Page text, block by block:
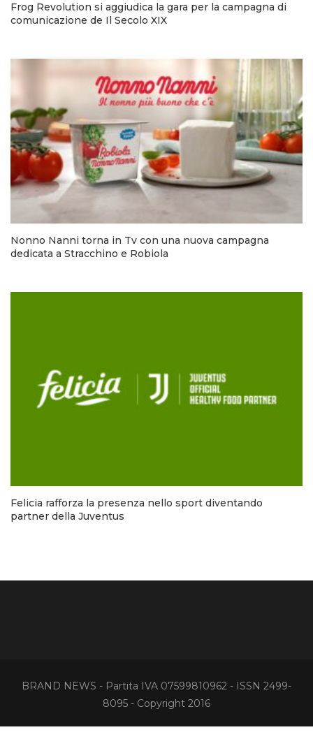
Frog Revolution si aggiudica la gara per la campagna di
comunicazione de Il Secolo XIX
Nonno Nanni torna in Tv con una nuova campagna
dedicata a Stracchino e Robiola
Felicia rafforza la presenza nello sport diventando
partner della Juventus
BRAND NEWS - Partita IVA 07599810962 - ISSN 2499-
8095 - Copyright 2016